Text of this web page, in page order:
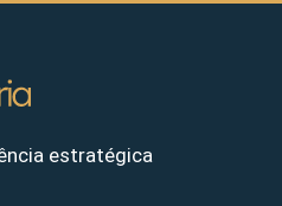
estratégica